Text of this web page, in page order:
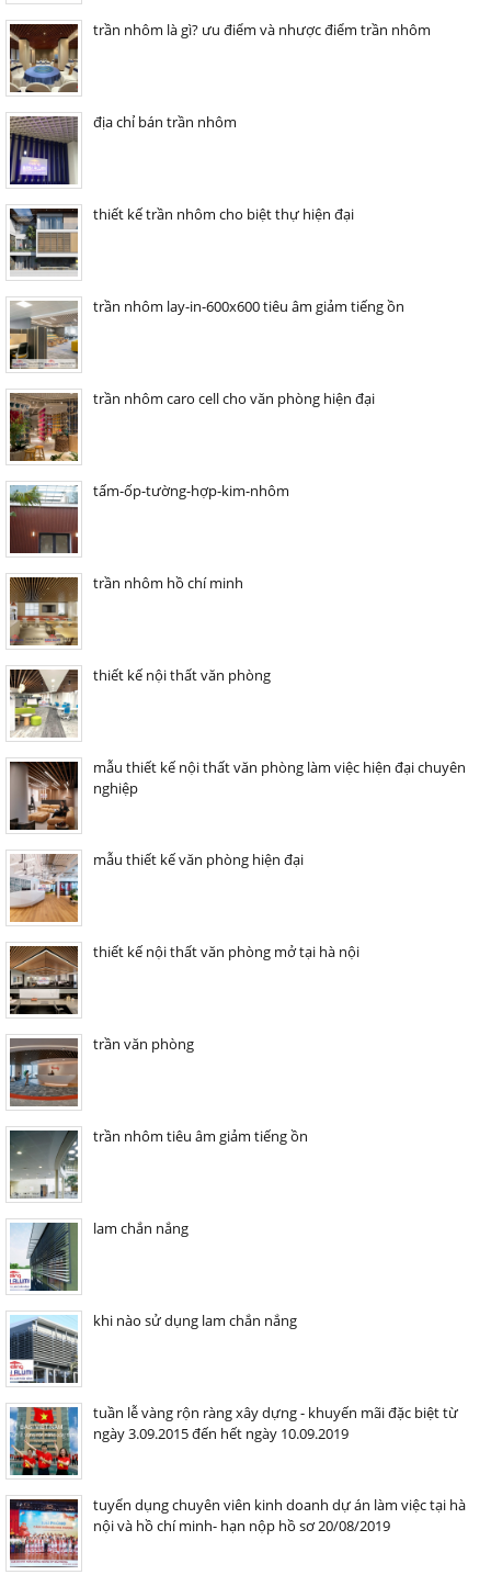
trần nhôm là gì? ưu điểm và nhược điểm trần nhôm
địa chỉ bán trần nhôm
thiết kế trần nhôm cho biệt thự hiện đại
trần nhôm lay-in-600x600 tiêu âm giảm tiếng ồn
trần nhôm caro cell cho văn phòng hiện đại
tấm-ốp-tường-hợp-kim-nhôm
trần nhôm hồ chí minh
thiết kế nội thất văn phòng
mẫu thiết kế nội thất văn phòng làm việc hiện đại chuyên
nghiệp
mẫu thiết kế văn phòng hiện đại
thiết kế nội thất văn phòng mở tại hà nội
trần văn phòng
trần nhôm tiêu âm giảm tiếng ồn
lam chắn nắng
khi nào sử dụng lam chắn nắng
tuần lễ vàng rộn ràng xây dựng - khuyến mãi đặc biệt từ
ngày 3.09.2015 đến hết ngày 10.09.2019
tuyển dụng chuyên viên kinh doanh dự án làm việc tại hà
nội và hồ chí minh- hạn nộp hồ sơ 20/08/2019